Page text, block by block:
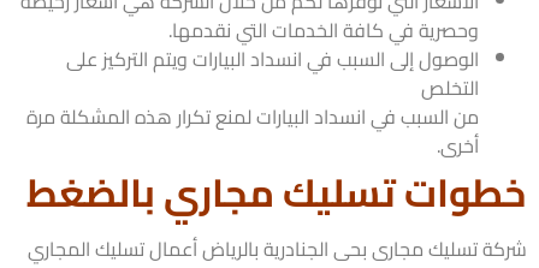
وحصرية في كافة الخدمات التي نقدمها.
الوصول إلى السبب في انسداد البيارات ويتم التركيز على
التخلص
من السبب في انسداد البيارات لمنع تكرار هذه المشكلة مرة
أخرى.
تسليك مجاري بالضغط
تسليك مجارى بحى الجنادرية بالرياض أعمال تسليك المجاري